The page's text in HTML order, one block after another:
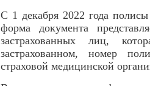
С 1 декабря 2022 года
форма документа
застрахованных лиц,
застрахованном, номер
страховой медицинской